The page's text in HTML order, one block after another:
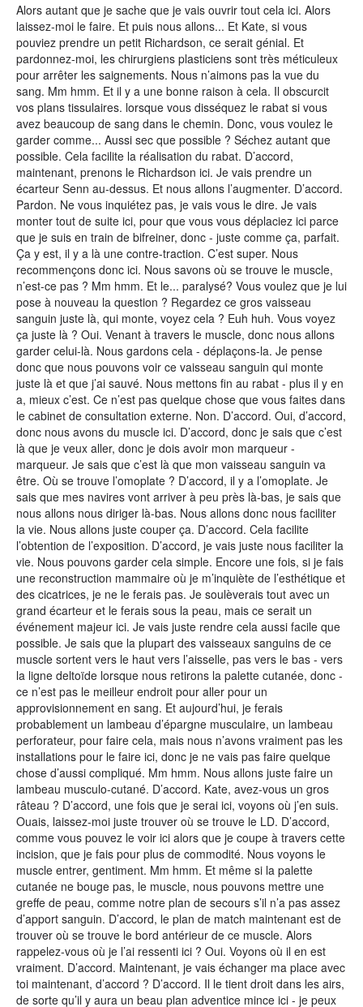
Alors autant que je sache que je vais ouvrir tout cela ici. Alors
laissez-moi le faire. Et puis nous allons... Et Kate, si vous
pouviez prendre un petit Richardson, ce serait génial. Et
pardonnez-moi, les chirurgiens plasticiens sont très méticuleux
pour arrêter les saignements. Nous n’aimons pas la vue du
sang. Mm hmm. Et il y a une bonne raison à cela. Il obscurcit
vos plans tissulaires. lorsque vous disséquez le rabat si vous
avez beaucoup de sang dans le chemin. Donc, vous voulez le
garder comme... Aussi sec que possible ? Séchez autant que
possible. Cela facilite la réalisation du rabat. D’accord,
maintenant, prenons le Richardson ici. Je vais prendre un
écarteur Senn au-dessus. Et nous allons l’augmenter. D’accord.
Pardon. Ne vous inquiétez pas, je vais vous le dire. Je vais
monter tout de suite ici, pour que vous vous déplaciez ici parce
que je suis en train de bifreiner, donc - juste comme ça, parfait.
Ça y est, il y a là une contre-traction. C’est super. Nous
recommençons donc ici. Nous savons où se trouve le muscle,
n’est-ce pas ? Mm hmm. Et le... paralysé? Vous voulez que je lui
pose à nouveau la question ? Regardez ce gros vaisseau
sanguin juste là, qui monte, voyez cela ? Euh huh. Vous voyez
ça juste là ? Oui. Venant à travers le muscle, donc nous allons
garder celui-là. Nous gardons cela - déplaçons-la. Je pense
donc que nous pouvons voir ce vaisseau sanguin qui monte
juste là et que j’ai sauvé. Nous mettons fin au rabat - plus il y en
a, mieux c’est. Ce n’est pas quelque chose que vous faites dans
le cabinet de consultation externe. Non. D’accord. Oui, d’accord,
donc nous avons du muscle ici. D’accord, donc je sais que c’est
là que je veux aller, donc je dois avoir mon marqueur -
marqueur. Je sais que c’est là que mon vaisseau sanguin va
être. Où se trouve l’omoplate ? D’accord, il y a l’omoplate. Je
sais que mes navires vont arriver à peu près là-bas, je sais que
nous allons nous diriger là-bas. Nous allons donc nous faciliter
la vie. Nous allons juste couper ça. D’accord. Cela facilite
l’obtention de l’exposition. D’accord, je vais juste nous faciliter la
vie. Nous pouvons garder cela simple. Encore une fois, si je fais
une reconstruction mammaire où je m’inquiète de l’esthétique et
des cicatrices, je ne le ferais pas. Je soulèverais tout avec un
grand écarteur et le ferais sous la peau, mais ce serait un
événement majeur ici. Je vais juste rendre cela aussi facile que
possible. Je sais que la plupart des vaisseaux sanguins de ce
muscle sortent vers le haut vers l’aisselle, pas vers le bas - vers
la ligne deltoïde lorsque nous retirons la palette cutanée, donc -
ce n’est pas le meilleur endroit pour aller pour un
approvisionnement en sang. Et aujourd’hui, je ferais
probablement un lambeau d’épargne musculaire, un lambeau
perforateur, pour faire cela, mais nous n’avons vraiment pas les
installations pour le faire ici, donc je ne vais pas faire quelque
chose d’aussi compliqué. Mm hmm. Nous allons juste faire un
lambeau musculo-cutané. D’accord. Kate, avez-vous un gros
râteau ? D’accord, une fois que je serai ici, voyons où j’en suis.
Ouais, laissez-moi juste trouver où se trouve le LD. D’accord,
comme vous pouvez le voir ici alors que je coupe à travers cette
incision, que je fais pour plus de commodité. Nous voyons le
muscle entrer, gentiment. Mm hmm. Et même si la palette
cutanée ne bouge pas, le muscle, nous pouvons mettre une
greffe de peau, comme notre plan de secours s’il n’a pas assez
d’apport sanguin. D’accord, le plan de match maintenant est de
trouver où se trouve le bord antérieur de ce muscle. Alors
rappelez-vous où je l’ai ressenti ici ? Oui. Voyons où il en est
vraiment. D’accord. Maintenant, je vais échanger ma place avec
toi maintenant, d’accord ? D’accord. Il le tient droit dans les airs,
de sorte qu’il y aura un beau plan adventice mince ici - je peux